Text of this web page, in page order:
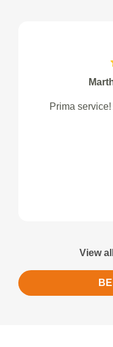
Prima
View